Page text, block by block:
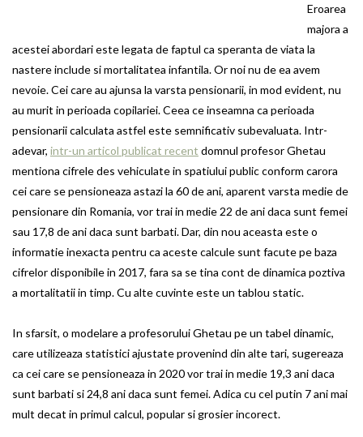
Eroarea
majora a
acestei abordari este legata de faptul ca speranta de viata la
nastere include si mortalitatea infantila. Or noi nu de ea avem
nevoie. Cei care au ajunsa la varsta pensionarii, in mod evident, nu
au murit in perioada copilariei. Ceea ce inseamna ca perioada
pensionarii calculata astfel este semnificativ subevaluata. Intr-
adevar, intr-un articol publicat recent domnul profesor Ghetau
mentiona cifrele des vehiculate in spatiului public conform carora
cei care se pensioneaza astazi la 60 de ani, aparent varsta medie de
pensionare din Romania, vor trai in medie 22 de ani daca sunt femei
sau 17,8 de ani daca sunt barbati. Dar, din nou aceasta este o
informatie inexacta pentru ca aceste calcule sunt facute pe baza
cifrelor disponibile in 2017, fara sa se tina cont de dinamica poztiva
a mortalitatii in timp. Cu alte cuvinte este un tablou static.
In sfarsit, o modelare a profesorului Ghetau pe un tabel dinamic,
care utilizeaza statistici ajustate provenind din alte tari, sugereaza
ca cei care se pensioneaza in 2020 vor trai in medie 19,3 ani daca
sunt barbati si 24,8 ani daca sunt femei. Adica cu cel putin 7 ani mai
mult decat in primul calcul, popular si grosier incorect.